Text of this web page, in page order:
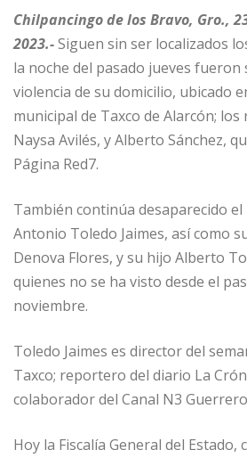
Chilpancingo de los Bravo, Gro.,
2023.-Siguen sin ser localizados
la noche del pasado jueves fueron
violencia de su domicilio, ubicado
municipal de Taxco de Alarcón;
Naysa Avilés, y Alberto Sánchez,
Página Red7.
También continúa desaparecido
Antonio Toledo Jaimes, así como
Denova Flores, y su hijo Alberto
quienes no se ha visto desde el
noviembre.
Toledo Jaimes es director del
Taxco; reportero del diario La
colaborador del Canal N3
Hoy la Fiscalía General del Estado,